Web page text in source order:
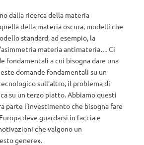
dalla ricerca della materia
della materia oscura, modelli che
standard, ad esempio, la
materia antimateria… Ci
fondamentali a cui bisogna dare una
domande fondamentali su un
sull’altro, il problema di
su un terzo piatto. Abbiamo questi
parte l’investimento che bisogna fare
deve guardarsi in faccia e
che valgono un
genere».